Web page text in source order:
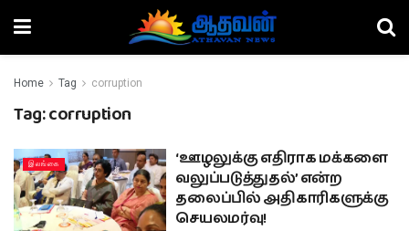
Home Tag corruption
Tag:corruption
இலங்கை
‘ஊழலுக்கு எதிராக மக்களை
வலுப்படுத்துதல்’ என்ற
தலைப்பில் அதிகாரிகளுக்கு
செயலமர்வு!